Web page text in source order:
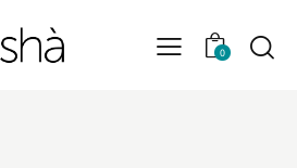
0